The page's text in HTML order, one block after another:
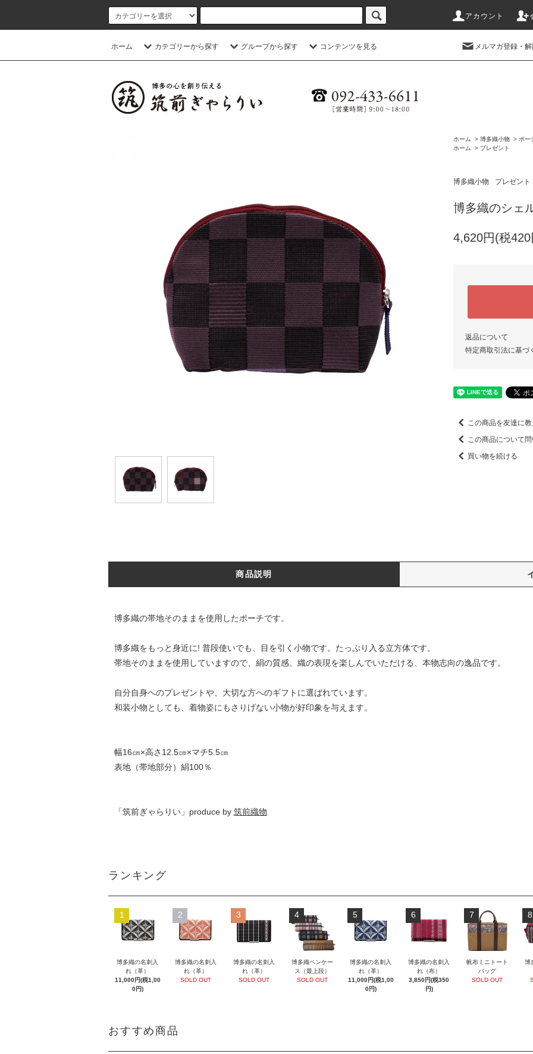
アカウント
ホーム カテゴリーから探す グループから探す コンテンツを見る メルマガ登録・
ホーム > 博多織小物 > ポー
ホーム
> プレゼント
博多織小物 プレゼント
博多織のシェ
4,620円(税
返品について
特定商取引法に基づ
この商品を友達に
この商品について
買い物を続ける
商品説明
博多織の帯地そのままを使用したポーチです。
博多織をもっと身近に! 普段使いでも、目を引く小物です。たっぷり入る立方体です。
帯地そのままを使用していますので、絹の質感、織の表現を楽しんでいただける、本物志向の逸品です。
自分自身へのプレゼントや、大切な方へのギフトに選ばれています。
和装小物としても、着物姿にもさりげない小物が好印象を与えます。
幅16㎝×高さ12.5㎝×マチ5.5㎝
表地（帯地部分）絹100％
「筑前ぎゃらりい」produce by 筑前織物
ランキング
1
博多織の名刺入
れ（革）
11,000円(税1,00
0円)
2
博多織の名刺入
れ（革）
SOLD OUT
3
博多織の名刺入
れ（革）
SOLD OUT
4
博多織ペンケー
ス（最上段）
SOLD OUT
5
博多織の名刺入
れ（革）
11,000円(税1,00
0円)
6
博多織の名刺入
れ（布）
3,850円(税350
円)
7
帆布ミニトート
バッグ
SOLD OUT
8
博
おすすめ商品